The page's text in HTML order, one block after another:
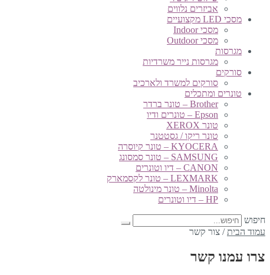
אביזרים נלווים
מסכי LED מקצועיים
מסכי Indoor
מסכי Outdoor
מגרסות
מגרסות נייר משרדיות
סורקים
סורקים למשרד ולארכיב
טונרים ומתכלים
Brother – טונר ברדר
Epson – טונרים ודיו
טונר XEROX
טונר ריקו / גסטטנר
KYOCERA – טונר קיוסרה
SAMSUNG – טונר סמסונג
CANON – דיו וטונרים
LEXMARK – טונר לקסמארק
Minolta – טונר מינולטה
HP – דיו וטונרים
חיפוש
עמוד הבית / צור קשר
צרו עמנו קשר